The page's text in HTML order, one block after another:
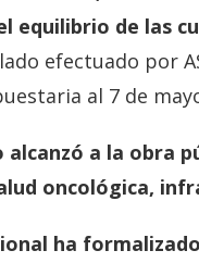
equilibrio de las
efectuado por
al 7 de
alcanzó a la obra
oncológica,
ha